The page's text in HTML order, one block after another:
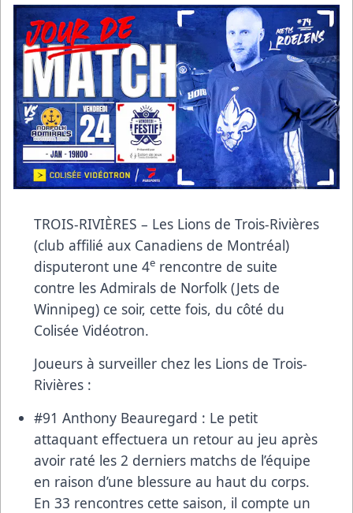
TROIS-RIVIÈRES – Les Lions de Trois-Rivières
(club affilié aux Canadiens de Montréal)
disputeront une 4e rencontre de suite
contre les Admirals de Norfolk (Jets de
Winnipeg) ce soir, cette fois, du côté du
Colisée Vidéotron.
Joueurs à surveiller chez les Lions de Trois-
Rivières :
#91 Anthony Beauregard : Le petit
attaquant effectuera un retour au jeu après
avoir raté les 2 derniers matchs de l’équipe
en raison d’une blessure au haut du corps.
En 33 rencontres cette saison, il compte un